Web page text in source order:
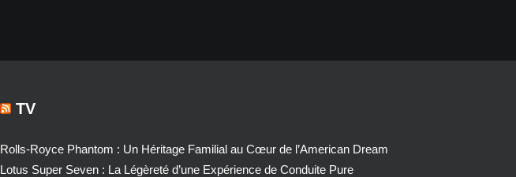
TV
Rolls-Royce Phantom : Un Héritage Familial au Cœur de l’American Dream
Lotus Super Seven : La Légèreté d’une Expérience de Conduite Pure